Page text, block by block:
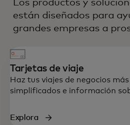
Los productos y
están diseñados para
grandes empresas a
Tarjetas de viaje
Haz tus viajes de negocios
simplificados e información
Explora